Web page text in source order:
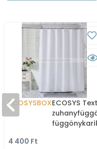
ECOSYSBOXECOSYS
4 400 Ft